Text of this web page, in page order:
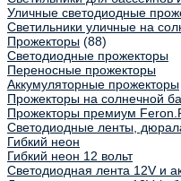
Уличные светодиодные
Светильники уличные на
Прожекторы (88)
Светодиодные прожекторы
Переносные прожекторы
Аккумуляторные прожекторы
Прожекторы на солнечной
Прожекторы премиум
Светодиодные ленты,
Гибкий неон
Гибкий неон 12 вольт
Светодиодная лента 12V и